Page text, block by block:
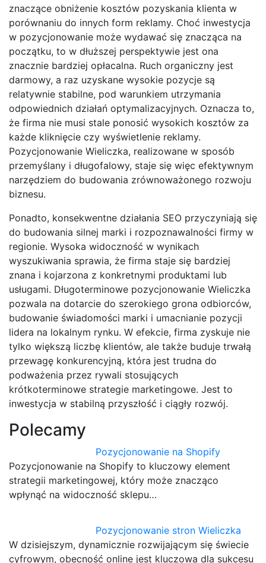
znaczące obniżenie kosztów pozyskania klienta w
porównaniu do innych form reklamy. Choć inwestycja
w pozycjonowanie może wydawać się znacząca na
początku, to w dłuższej perspektywie jest ona
znacznie bardziej opłacalna. Ruch organiczny jest
darmowy, a raz uzyskane wysokie pozycje są
relatywnie stabilne, pod warunkiem utrzymania
odpowiednich działań optymalizacyjnych. Oznacza to,
że firma nie musi stale ponosić wysokich kosztów za
każde kliknięcie czy wyświetlenie reklamy.
Pozycjonowanie Wieliczka, realizowane w sposób
przemyślany i długofalowy, staje się więc efektywnym
narzędziem do budowania zrównoważonego rozwoju
biznesu.
Ponadto, konsekwentne działania SEO przyczyniają się
do budowania silnej marki i rozpoznawalności firmy w
regionie. Wysoka widoczność w wynikach
wyszukiwania sprawia, że firma staje się bardziej
znana i kojarzona z konkretnymi produktami lub
usługami. Długoterminowe pozycjonowanie Wieliczka
pozwala na dotarcie do szerokiego grona odbiorców,
budowanie świadomości marki i umacnianie pozycji
lidera na lokalnym rynku. W efekcie, firma zyskuje nie
tylko większą liczbę klientów, ale także buduje trwałą
przewagę konkurencyjną, która jest trudna do
podważenia przez rywali stosujących
krótkoterminowe strategie marketingowe. Jest to
inwestycja w stabilną przyszłość i ciągły rozwój.
Polecamy
Pozycjonowanie na Shopify
Pozycjonowanie na Shopify to kluczowy element
strategii marketingowej, który może znacząco
wpłynąć na widoczność sklepu…
Pozycjonowanie stron Wieliczka
W dzisiejszym, dynamicznie rozwijającym się świecie
cyfrowym, obecność online jest kluczowa dla sukcesu